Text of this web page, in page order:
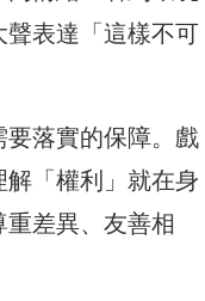
表達「這樣不可
落實的保障。戲
「權利」就在身
差異、友善相